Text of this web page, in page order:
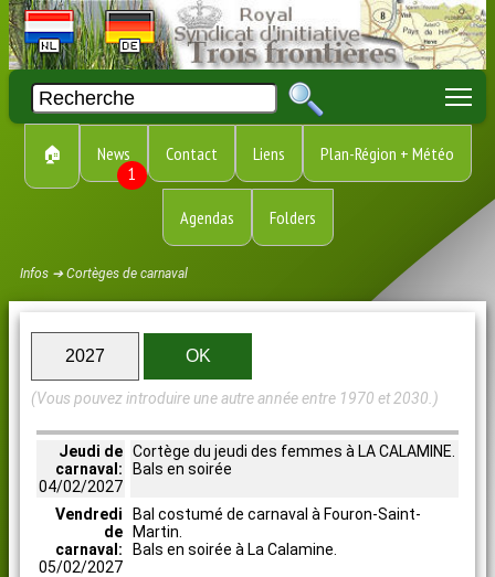
🏠
News
1
Contact Liens Plan-Région + Météo
Agendas Folders
Infos ➔ Cortèges de carnaval
(Vous pouvez introduire une autre année entre 1970 et 2030.)
Jeudi de
carnaval:
04/02/2027
Cortège du jeudi des femmes à LA CALAMINE.
Bals en soirée
Vendredi
de
carnaval:
05/02/2027
Bal costumé de carnaval à Fouron-Saint-
Martin.
Bals en soirée à La Calamine.